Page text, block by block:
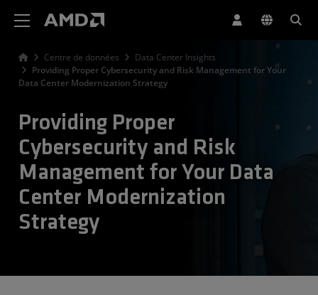
Centre de données
Data Center Insights
Providing Proper Cybersecurity and Risk Management for Your
Data Center Modernization Strategy
Providing Proper
Cybersecurity and Risk
Management for Your Data
Center Modernization
Strategy